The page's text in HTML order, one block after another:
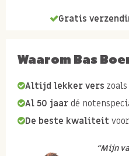
Gratis
Waarom Bas
Altijd lekker vers
Al 50 jaar dé
De beste kwaliteit
“Mijn